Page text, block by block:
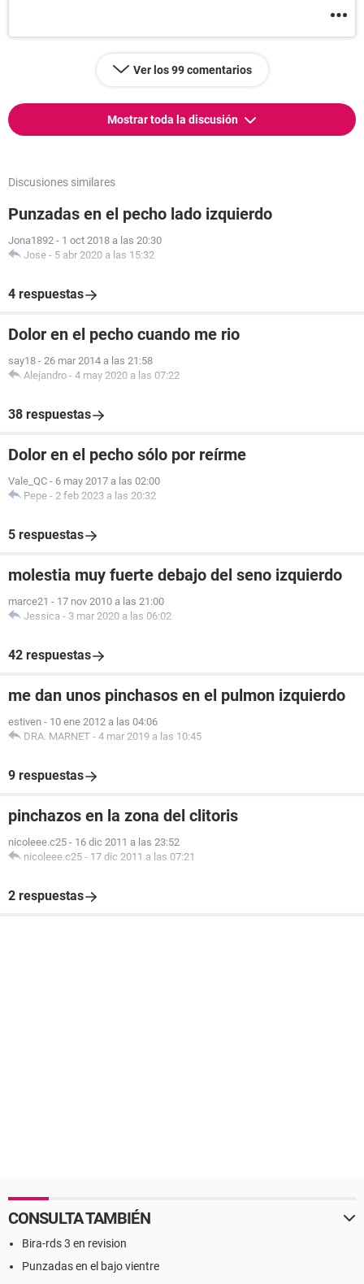
Ver los 99 comentarios
Mostrar toda la discusión
Discusiones similares
Punzadas en el pecho lado izquierdo
Jona1892 - 1 oct 2018 a las 20:30
Jose - 5 abr 2020 a las 15:32
4 respuestas
Dolor en el pecho cuando me rio
say18 - 26 mar 2014 a las 21:58
Alejandro - 4 may 2020 a las 07:22
38 respuestas
Dolor en el pecho sólo por reírme
Vale_QC - 6 may 2017 a las 02:00
Pepe - 2 feb 2023 a las 20:32
5 respuestas
molestia muy fuerte debajo del seno izquierdo
marce21 - 17 nov 2010 a las 21:00
Jessica - 3 mar 2020 a las 06:02
42 respuestas
me dan unos pinchasos en el pulmon izquierdo
estiven - 10 ene 2012 a las 04:06
DRA. MARNET - 4 mar 2019 a las 10:45
9 respuestas
pinchazos en la zona del clitoris
nicoleee.c25 - 16 dic 2011 a las 23:52
nicoleee.c25 - 17 dic 2011 a las 07:21
2 respuestas
CONSULTA TAMBIÉN
Bira-rds 3 en revision
Punzadas en el bajo vientre